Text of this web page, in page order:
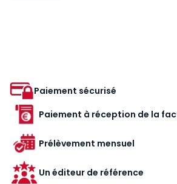
Paiement sécurisé
Paiement à réception de la
Prélèvement mensuel
Un éditeur de référence